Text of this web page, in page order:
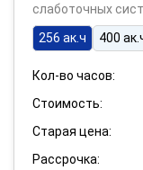
слаботочных
256 ак.ч
400
Кол-во часов:
Стоимость:
Старая цена:
Рассрочка: